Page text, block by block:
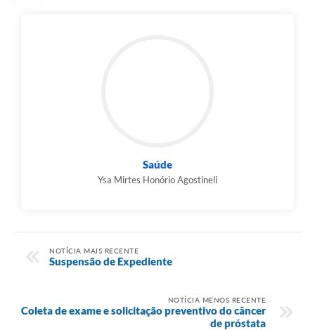
Saúde
Ysa Mirtes Honório Agostineli
NOTÍCIA MAIS RECENTE
Suspensão de Expediente
NOTÍCIA MENOS RECENTE
Coleta de exame e solicitação preventivo do câncer
de próstata